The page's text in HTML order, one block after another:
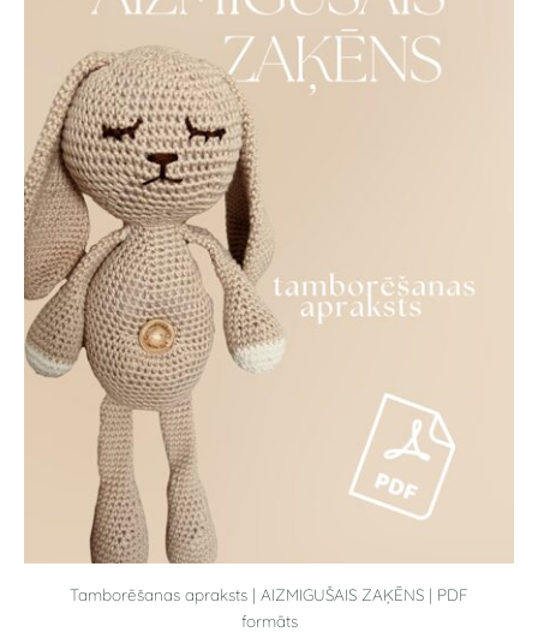
Tamborēšanas apraksts | AIZMIGUŠAIS ZAĶĒNS | PDF
formāts